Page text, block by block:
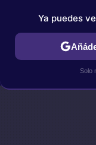
IPHONEYa puedes
Solo